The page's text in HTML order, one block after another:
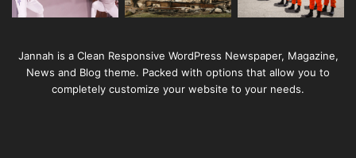
Jannah is a Clean Responsive WordPress Newspaper, Magazine,
News and Blog theme. Packed with options that allow you to
completely customize your website to your needs.